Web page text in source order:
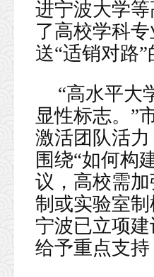
进宁波大学
了高校学科
送“适销对路”
“高水平大
显性标志。”
激活团队活
围绕“如何构
议，高校需
制或实验室
宁波已立项
给予重点支